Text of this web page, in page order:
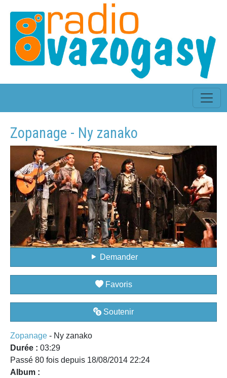
Zopanage - Ny zanako
Demander
Favoris
Soutenir
Zopanage - Ny zanako
Durée : 03:29
Passé 80 fois depuis 18/08/2014 22:24
Album :